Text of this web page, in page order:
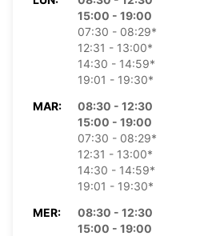
15:00 - 19:00
07:30 - 08:29*
12:31 - 13:00*
14:30 - 14:59*
19:01 - 19:30*
MAR:
08:30 - 12:30
15:00 - 19:00
07:30 - 08:29*
12:31 - 13:00*
14:30 - 14:59*
19:01 - 19:30*
MER:
08:30 - 12:30
15:00 - 19:00